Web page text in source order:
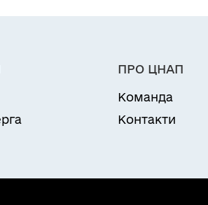
ім’я та по батькові
які перебувають у
не на конкурентних
ПРО ЦНАП
Команда
Контакти